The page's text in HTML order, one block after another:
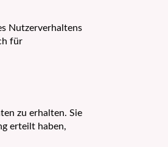
Nutzerverhaltens
für
zu erhalten. Sie
erteilt haben,